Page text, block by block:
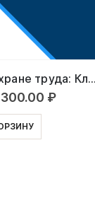
Инструкция по охране труда: Кладовщик
составляла
300.00 ₽